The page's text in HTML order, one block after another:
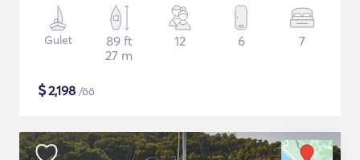
Gulet
89 ft
27 m
12 6 7
$2,198 /öö